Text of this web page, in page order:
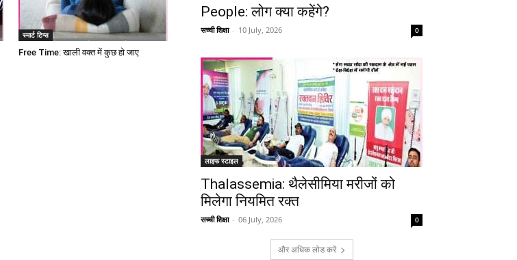
स्मार्ट टिप्स
Free Time: खाली वक्त में कुछ हो जाए
People: लोग क्या कहेंगे?
सच्ची शिक्षा - 10 July, 2026 0
लाइफ स्टाइल
Thalassemia: थैलेसीमिया मरीजों को
मिलेगा नियमित रक्त
सच्ची शिक्षा - 06 July, 2026 0
और अधिक लोड करें